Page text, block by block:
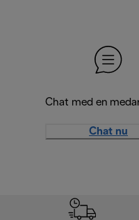
Chat med en
Chat nu